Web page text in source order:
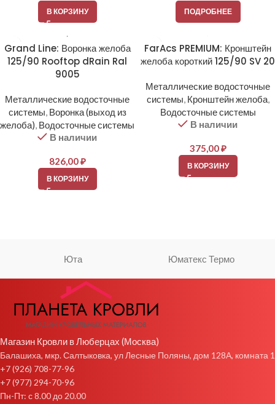
В КОРЗИНУ ПОДРОБНЕЕ
Grand Line: Воронка желоба
125/90 Rooftop dRain Ral
9005
Металлические водосточные
системы, Воронка (выход из
желоба), Водосточные системы
В наличии
826,00₽
В КОРЗИНУ
FarAcs PREMIUM: Кронштейн
желоба короткий 125/90 SV 20
Металлические водосточные
системы, Кронштейн желоба,
Водосточные системы
В наличии
375,00₽
В КОРЗИНУ
Юта Юматекс Термо
Магазин Кровли в Люберцах (Москва)
Балашиха, мкр. Салтыковка, ул Лесные Поляны, дом 128А, комната 1
+7 (926) 708-77-96
+7 (977) 294-70-96
Пн-Пт: с 8.00 до 20.00